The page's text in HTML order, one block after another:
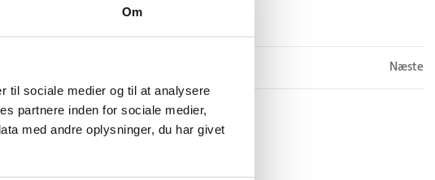
Om
til sociale medier og til at analysere
partnere inden for sociale medier,
med andre oplysninger, du har givet
Køb
Næste